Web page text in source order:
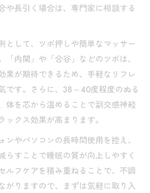
や長引く場合は、専門家に相談する
として、ツボ押しや簡単なマッサー
「内関」や「合谷」などのツボは、
果が期待できるため、手軽なリフレ
です。さらに、38～40度程度のぬる
体を芯から温めることで副交感神経
ックス効果が高まります。
ンやパソコンの長時間使用を控え、
らすことで睡眠の質が向上しやすく
ルフケアを積み重ねることで、不調
がりますので、まずは気軽に取り入